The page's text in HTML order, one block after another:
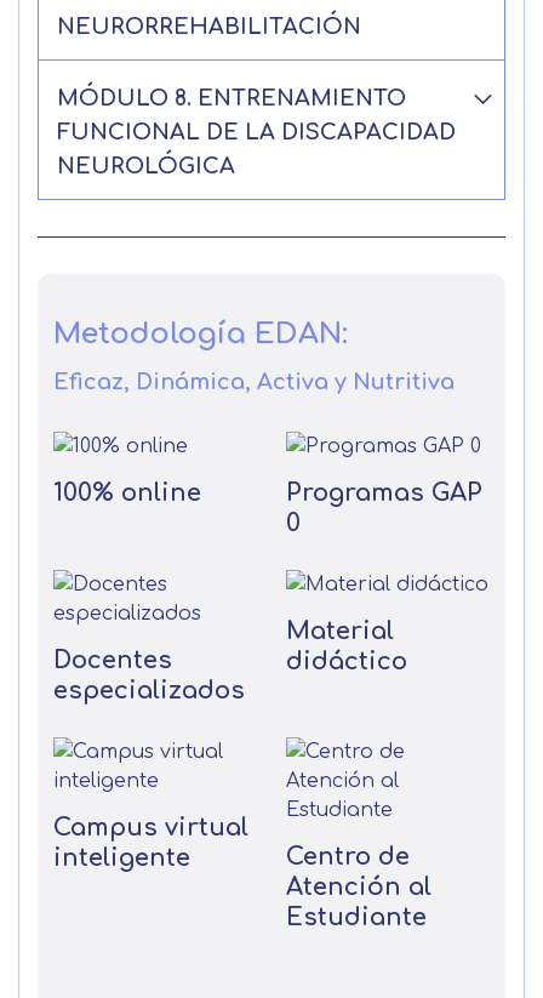
NEURORREHABILITACIÓN
MÓDULO 8. ENTRENAMIENTO
FUNCIONAL DE LA DISCAPACIDAD
NEUROLÓGICA
Metodología EDAN:
Eficaz, Dinámica, Activa y Nutritiva
100% online
Programas GAP
0
Docentes
especializados
Material
didáctico
Campus virtual
inteligente
Centro de
Atención al
Estudiante